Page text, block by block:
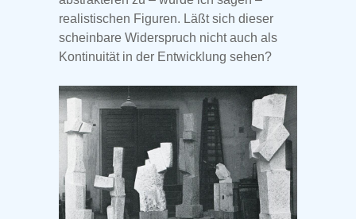
realistischen Figuren. Läßt sich dieser
scheinbare Widerspruch nicht auch als
Kontinuität in der Entwicklung sehen?